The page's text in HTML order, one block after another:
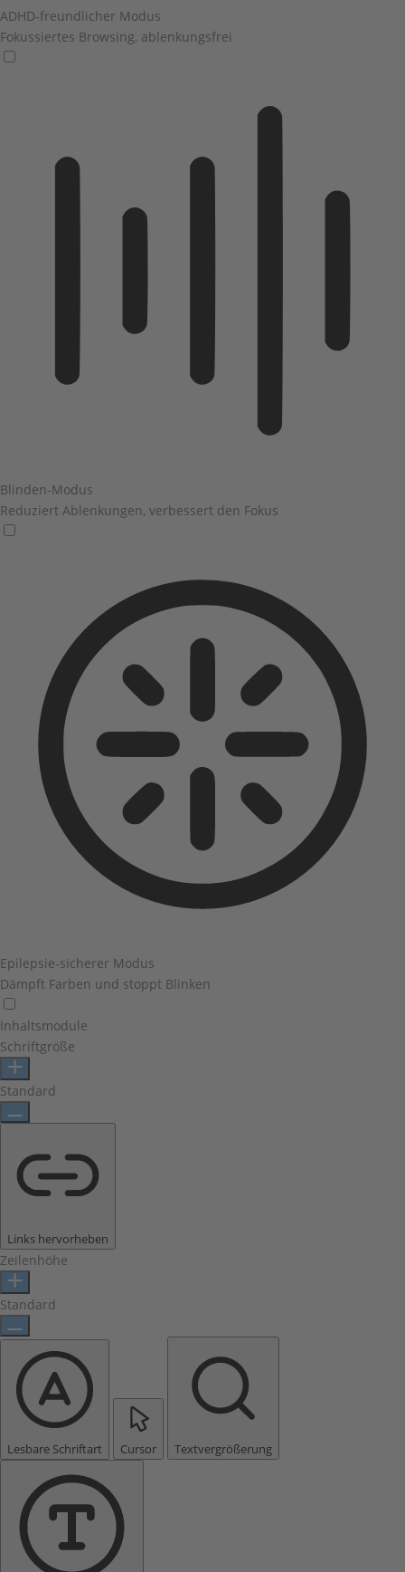
ADHD-freundlicher Modus
Fokussiertes Browsing, ablenkungsfrei
Blinden-Modus
Reduziert Ablenkungen, verbessert den Fokus
Epilepsie-sicherer Modus
Dämpft Farben und stoppt Blinken
Inhaltsmodule
Schriftgröße
Standard
Links hervorheben
Zeilenhöhe
Standard
Lesbare Schriftart Cursor Textvergrößerung